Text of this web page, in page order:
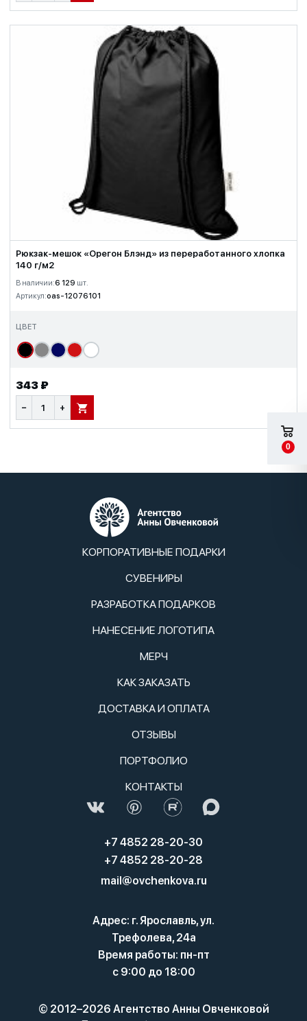
Рюкзак-мешок «Орегон Блэнд» из переработанного хлопка
140 г/м2
В наличии:6 129 шт.
Артикул:oas-12076101
ЦВЕТ
343 ₽
− + В КОРЗИНУ
КОРПОРАТИВНЫЕ ПОДАРКИ
СУВЕНИРЫ
РАЗРАБОТКА ПОДАРКОВ
НАНЕСЕНИЕ ЛОГОТИПА
МЕРЧ
КАК ЗАКАЗАТЬ
ДОСТАВКА И ОПЛАТА
ОТЗЫВЫ
ПОРТФОЛИО
КОНТАКТЫ
+7 4852 28-20-30
+7 4852 28-20-28
mail@ovchenkova.ru
Адрес: г. Ярославль, ул.
Трефолева, 24а
Время работы: пн-пт
с 9:00 до 18:00
© 2012–2026 Агентство Анны Овченковой
0